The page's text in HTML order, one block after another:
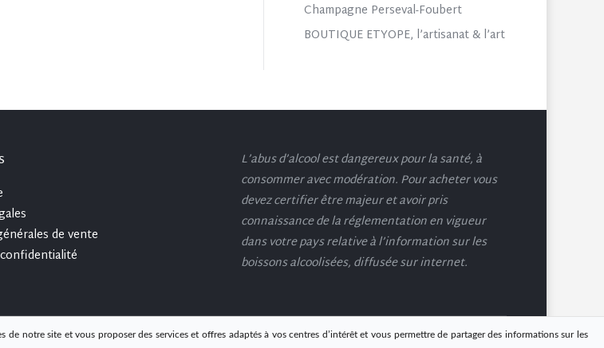
Champagne Perseval-Foubert
BOUTIQUE ETYOPE, l’artisanat & l’art
de vente
L’abus d’alcool est dangereux pour la santé, à
consommer avec modération. Pour acheter vous
devez certifier être majeur et avoir pris
connaissance de la réglementation en vigueur
dans votre pays relative à l’information sur les
boissons alcoolisées, diffusée sur internet.
notre site et vous proposer des services et offres adaptés à vos centres d’intérêt et vous permettre de partager des informations sur les